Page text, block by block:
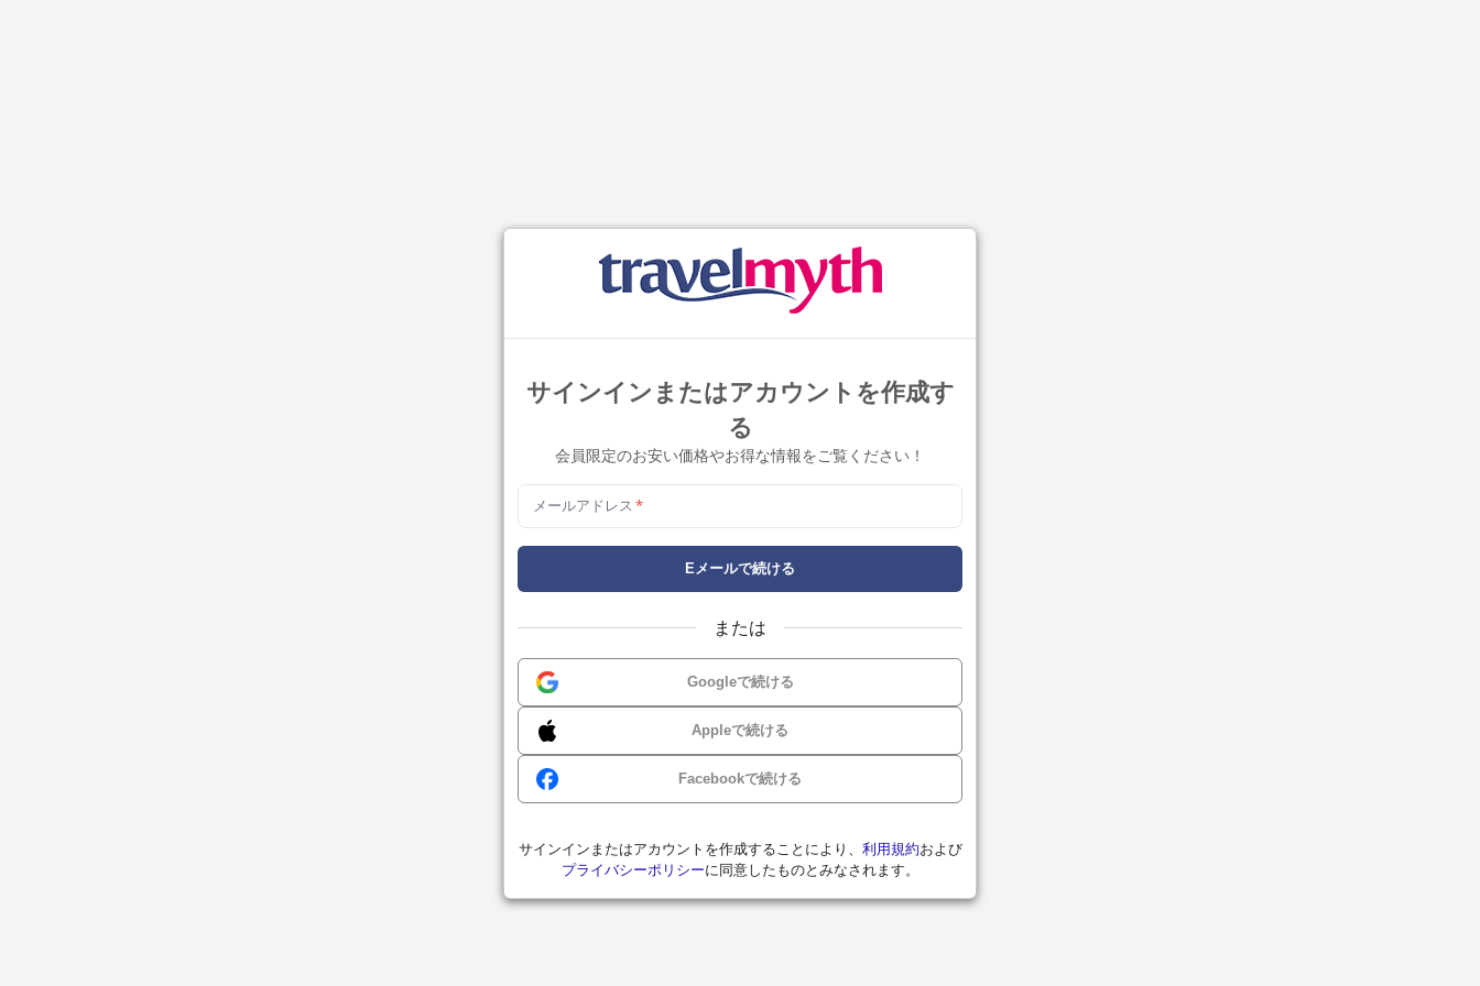
サインインまたはアカウントを作成す
る
会員限定のお安い価格やお得な情報をご覧ください！
メールアドレス *
Eメールで続ける
または
Googleで続ける
Appleで続ける
Facebookで続ける
サインインまたはアカウントを作成することにより、 利用規約および
プライバシーポリシーに同意したものとみなされます。